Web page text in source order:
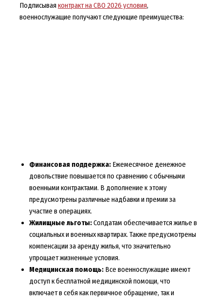
Подписываяконтракт на СВО 2026 условия,
военнослужащие получают следующие преимущества:
Финансовая поддержка:Ежемесячное денежное
довольствие повышается по сравнению с обычными
военными контрактами. В дополнение к этому
предусмотрены различные надбавки и премии за
участие в операциях.
Жилищные льготы:Солдатам обеспечивается жилье в
социальных и военных квартирах. Также предусмотрены
компенсации за аренду жилья, что значительно
упрощает жизненные условия.
Медицинская помощь:Все военнослужащие имеют
доступ к бесплатной медицинской помощи, что
включает в себя как первичное обращение, так и